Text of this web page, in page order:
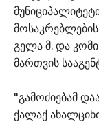
გელა მ. და
მართვის
"გამოძიებამ
ქალაქ